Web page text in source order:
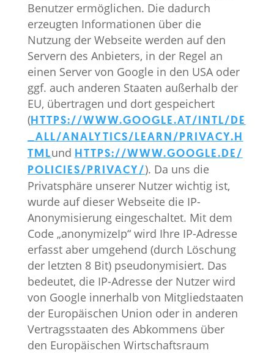
Benutzer ermöglichen. Die dadurch
erzeugten Informationen über die
Nutzung der Webseite werden auf den
Servern des Anbieters, in der Regel an
einen Server von Google in den USA oder
ggf. auch anderen Staaten außerhalb der
EU, übertragen und dort gespeichert
(HTTPS://WWW.GOOGLE.AT/INTL/DE
_ALL/ANALYTICS/LEARN/PRIVACY.H
TMLund HTTPS://WWW.GOOGLE.DE/
POLICIES/PRIVACY/). Da uns die
Privatsphäre unserer Nutzer wichtig ist,
wurde auf dieser Webseite die IP-
Anonymisierung eingeschaltet. Mit dem
Code „anonymizeIp“ wird Ihre IP-Adresse
erfasst aber umgehend (durch Löschung
der letzten 8 Bit) pseudonymisiert. Das
bedeutet, die IP-Adresse der Nutzer wird
von Google innerhalb von Mitgliedstaaten
der Europäischen Union oder in anderen
Vertragsstaaten des Abkommens über
den Europäischen Wirtschaftsraum